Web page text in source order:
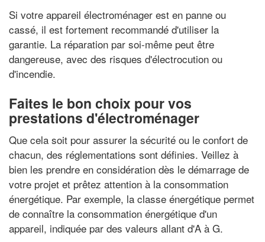
Si votre appareil électroménager est en panne ou
cassé, il est fortement recommandé d'utiliser la
garantie. La réparation par soi-même peut être
dangereuse, avec des risques d'électrocution ou
d'incendie.
Faites le bon choix pour vos
prestations d'électroménager
Que cela soit pour assurer la sécurité ou le confort de
chacun, des réglementations sont définies. Veillez à
bien les prendre en considération dès le démarrage de
votre projet et prêtez attention à la consommation
énergétique. Par exemple, la classe énergétique permet
de connaître la consommation énergétique d'un
appareil, indiquée par des valeurs allant d'A à G.